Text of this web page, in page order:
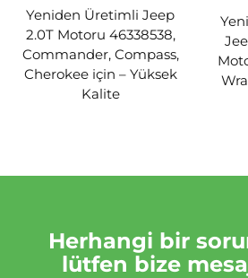
Yeniden Üretimli Jeep
2.0T Motoru 46338538,
Commander, Compass,
Cherokee için – Yüksek
Kalite
Herhangi bir
lütfen bize